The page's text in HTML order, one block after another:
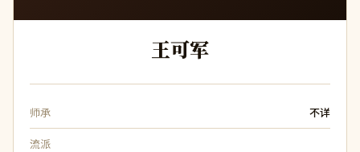
王 王可军
师承 不详
流派